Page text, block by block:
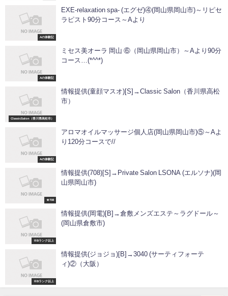
Aの体験記
EXE-relaxation spa- (エグゼ)④(岡山県岡山市)～リピセ
ラピスト90分コース～Aより
Aの体験記
ミセス美オーラ 岡山 ⑥（岡山県岡山市）～Aより90分
コース…(*^^*)
ClassicSalon（香川県高松市）
情報提供(童顔マスオ)[S]→Classic Salon（香川県高松
市）
Aの体験記
アロマオイルマッサージ個人店(岡山県岡山市)⑤～Aよ
り120分コースで//
★708
情報提供(708)[S]→Private Salon LSONA (エルソナ)(岡
山県岡山市)
※Bランク以上
情報提供(岡電)[B]→倉敷メンズエステ～ラグドール～
(岡山県倉敷市)
※Bランク以上
情報提供(ジョジョ)[B]→3040 (サーティフォーテ
ィ)②（大阪）